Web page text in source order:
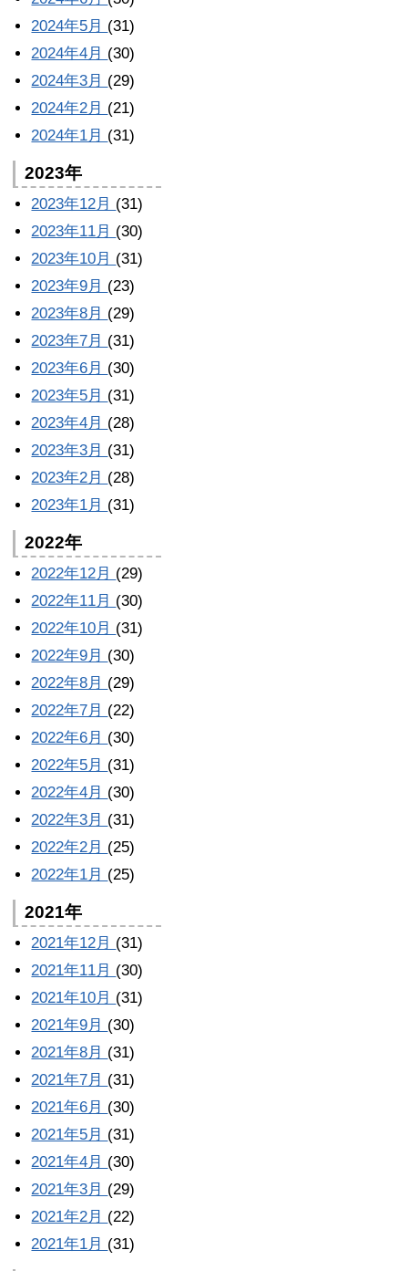
2024年5月 (31)
2024年4月 (30)
2024年3月 (29)
2024年2月 (21)
2024年1月 (31)
2023年
2023年12月 (31)
2023年11月 (30)
2023年10月 (31)
2023年9月 (23)
2023年8月 (29)
2023年7月 (31)
2023年6月 (30)
2023年5月 (31)
2023年4月 (28)
2023年3月 (31)
2023年2月 (28)
2023年1月 (31)
2022年
2022年12月 (29)
2022年11月 (30)
2022年10月 (31)
2022年9月 (30)
2022年8月 (29)
2022年7月 (22)
2022年6月 (30)
2022年5月 (31)
2022年4月 (30)
2022年3月 (31)
2022年2月 (25)
2022年1月 (25)
2021年
2021年12月 (31)
2021年11月 (30)
2021年10月 (31)
2021年9月 (30)
2021年8月 (31)
2021年7月 (31)
2021年6月 (30)
2021年5月 (31)
2021年4月 (30)
2021年3月 (29)
2021年2月 (22)
2021年1月 (31)